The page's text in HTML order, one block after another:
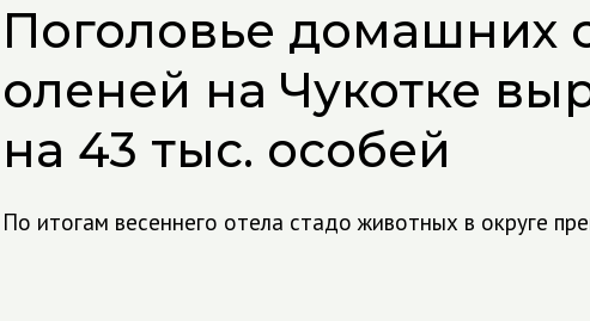
Поголовье домашних
оленей на Чукотке
на 43 тыс. особей
По итогам весеннего отела стадо животных в округе